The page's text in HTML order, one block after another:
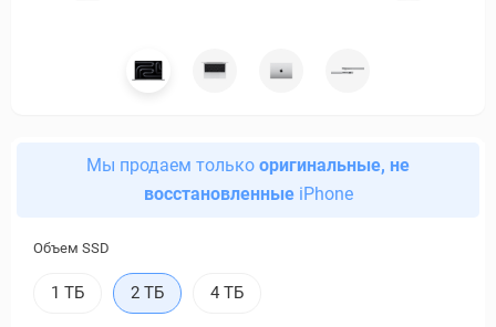
Мы продаем только оригинальные, не
восстановленныеiPhone
Объем SSD
1 ТБ 2 ТБ 4 ТБ